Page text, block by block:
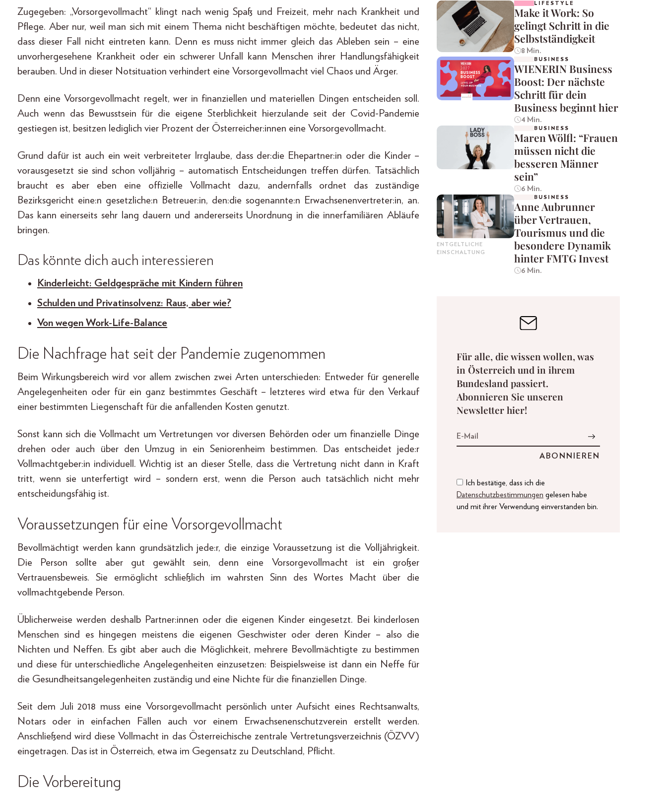
Zugegeben: „Vorsorgevollmacht“ klingt nach wenig Spaß und Freizeit, mehr nach Krankheit und
Pflege. Aber nur, weil man sich mit einem Thema nicht beschäftigen möchte, bedeutet das nicht,
dass dieser Fall nicht eintreten kann. Denn es muss nicht immer gleich das Ableben sein – eine
unvorhergesehene Krankheit oder ein schwerer Unfall kann Menschen ihrer Handlungsfähigkeit
berauben. Und in dieser Notsituation verhindert eine Vorsorgevollmacht viel Chaos und Ärger.
Denn eine Vorsorgevollmacht regelt, wer in finanziellen und materiellen Dingen entscheiden soll.
Auch wenn das Bewusstsein für die eigene Sterblichkeit hierzulande seit der Covid-Pandemie
gestiegen ist, besitzen lediglich vier Prozent der Österreicher:innen eine Vorsorgevollmacht.
Grund dafür ist auch ein weit verbreiteter Irrglaube, dass der:die Ehepartner:in oder die Kinder –
vorausgesetzt sie sind schon volljährig – automatisch Entscheidungen treffen dürfen. Tatsächlich
braucht es aber eben eine offizielle Vollmacht dazu, andernfalls ordnet das zuständige
Bezirksgericht eine:n gesetzliche:n Betreuer:in, den:die sogenannte:n Erwachsenenvertreter:in, an.
Das kann einerseits sehr lang dauern und andererseits Unordnung in die innerfamiliären Abläufe
bringen.
Das könnte dich auch interessieren
Kinderleicht: Geldgespräche mit Kindern führen
Schulden und Privatinsolvenz: Raus, aber wie?
Von wegen Work-Life-Balance
Die Nachfrage hat seit der Pandemie zugenommen
Beim Wirkungsbereich wird vor allem zwischen zwei Arten unterschieden: Entweder für generelle
Angelegenheiten oder für ein ganz bestimmtes Geschäft – letzteres wird etwa für den Verkauf
einer bestimmten Liegenschaft für die anfallenden Kosten genutzt.
Sonst kann sich die Vollmacht um Vertretungen vor diversen Behörden oder um finanzielle Dinge
drehen oder auch über den Umzug in ein Seniorenheim bestimmen. Das entscheidet jede:r
Vollmachtgeber:in individuell. Wichtig ist an dieser Stelle, dass die Vertretung nicht dann in Kraft
tritt, wenn sie unterfertigt wird – sondern erst, wenn die Person auch tatsächlich nicht mehr
entscheidungsfähig ist.
Voraussetzungen für eine Vorsorgevollmacht
Bevollmächtigt werden kann grundsätzlich jede:r, die einzige Voraussetzung ist die Volljährigkeit.
Die Person sollte aber gut gewählt sein, denn eine Vorsorgevollmacht ist ein großer
Vertrauensbeweis. Sie ermöglicht schließlich im wahrsten Sinn des Wortes Macht über die
vollmachtgebende Person.
Üblicherweise werden deshalb Partner:innen oder die eigenen Kinder eingesetzt. Bei kinderlosen
Menschen sind es hingegen meistens die eigenen Geschwister oder deren Kinder – also die
Nichten und Neffen. Es gibt aber auch die Möglichkeit, mehrere Bevollmächtigte zu bestimmen
und diese für unterschiedliche Angelegenheiten einzusetzen: Beispielsweise ist dann ein Neffe für
die Gesundheitsangelegenheiten zuständig und eine Nichte für die finanziellen Dinge.
Seit dem Juli 2018 muss eine Vorsorgevollmacht persönlich unter Aufsicht eines Rechtsanwalts,
Notars oder in einfachen Fällen auch vor einem Erwachsenenschutzverein erstellt werden.
Anschließend wird diese Vollmacht in das Österreichische zentrale Vertretungsverzeichnis (ÖZVV)
eingetragen. Das ist in Österreich, etwa im Gegensatz zu Deutschland, Pflicht.
Die Vorbereitung
LIFESTYLE
Make it Work: So
gelingt Schritt in die
Selbstständigkeit
8 Min.
BUSINESS
WIENERIN Business
Boost: Der nächste
Schritt für dein
Business beginnt hier
4 Min.
BUSINESS
Maren Wölfl: “Frauen
müssen nicht die
besseren Männer
sein”
6 Min.
ENTGELTLICHE
EINSCHALTUNG
BUSINESS
Anne Aubrunner
über Vertrauen,
Tourismus und die
besondere Dynamik
hinter FMTG Invest
6 Min.
Für alle, die wissen wollen, was
in Österreich und in ihrem
Bundesland passiert.
Abonnieren Sie unseren
Newsletter hier!
Ich bestätige, dass ich die
Datenschutzbestimmungen gelesen habe
und mit ihrer Verwendung einverstanden bin.